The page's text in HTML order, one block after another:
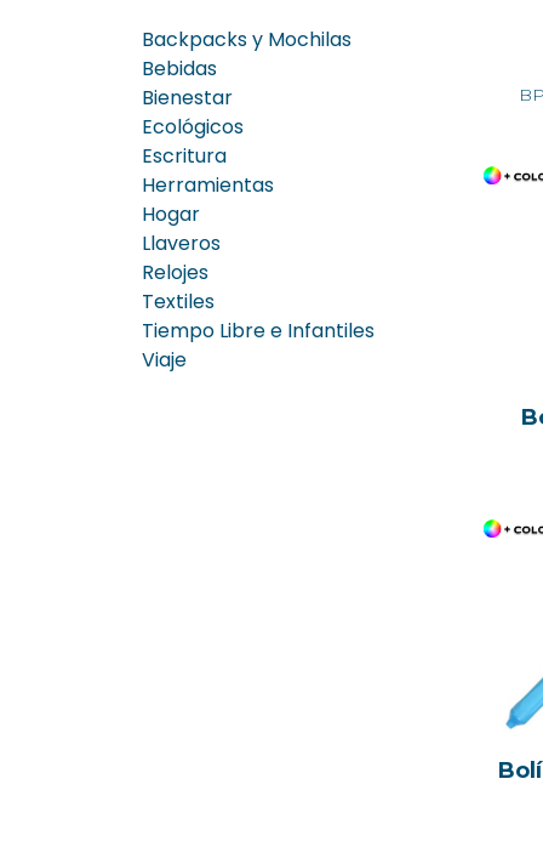
Backpacks y Mochilas
Bebidas
Bienestar
Ecológicos
Escritura
Herramientas
Hogar
Llaveros
Relojes
Textiles
Tiempo Libre e Infantiles
Viaje